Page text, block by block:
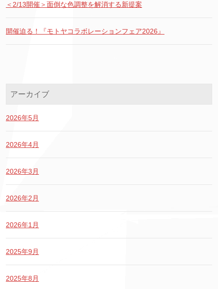
＜2/13開催＞面倒な色調整を解消する新提案
開催迫る！『モトヤコラボレーションフェア2026』
アーカイブ
2026年5月
2026年4月
2026年3月
2026年2月
2026年1月
2025年9月
2025年8月